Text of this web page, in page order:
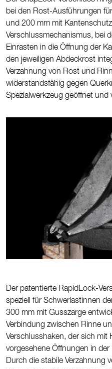
bei den Rost-Ausführungen
und 200 mm mit
Verschlussmechanismus, bei
Einrasten in die Öffnung der
den jeweiligen Abdeckrost
Verzahnung von Rost und
widerstandsfähig gegen
Spezialwerkzeug geöffnet und
Der patentierte RapidLock-
speziell für Schwerlastinnen
300 mm mit Gusszarge
Verbindung zwischen Rinne
Verschlusshaken, der sich mit
vorgesehene Öffnungen in
Durch die stabile Verzahnung